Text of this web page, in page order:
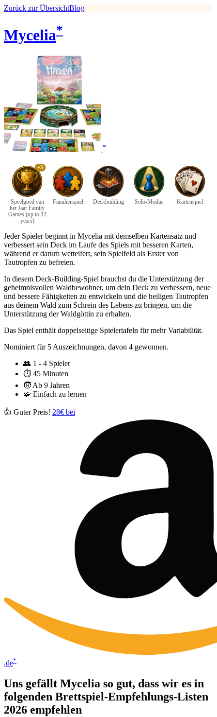
Zurück zur ÜbersichtBlog
Mycelia*
*
+3
Speelgoed van
het Jaar Family
Games (up to 12
years)
Familienspiel Deckbuilding Solo-Modus Kartenspiel
Jeder Spieler beginnt in Mycelia mit demselben Kartensatz und
verbessert sein Deck im Laufe des Spiels mit besseren Karten,
während er darum wetteifert, sein Spielfeld als Erster von
Tautropfen zu befreien.
In diesem Deck-Building-Spiel brauchst du die Unterstützung der
geheimnisvollen Waldbewohner, um dein Deck zu verbessern, neue
und bessere Fähigkeiten zu entwickeln und die heiligen Tautropfen
aus deinem Wald zum Schrein des Lebens zu bringen, um die
Unterstützung der Waldgöttin zu erhalten.
Das Spiel enthält doppelseitige Spielertafeln für mehr Variabilität.
Nominiert für 5 Auszeichnungen, davon 4 gewonnen.
👥 1 - 4 Spieler
⏱️ 45 Minuten
🧒 Ab 9 Jahren
🧩 Einfach zu lernen
👍 Guter Preis! 28€ bei
.de*
Uns gefällt Mycelia so gut, dass wir es in
folgenden Brettspiel-Empfehlungs-Listen
2026 empfehlen